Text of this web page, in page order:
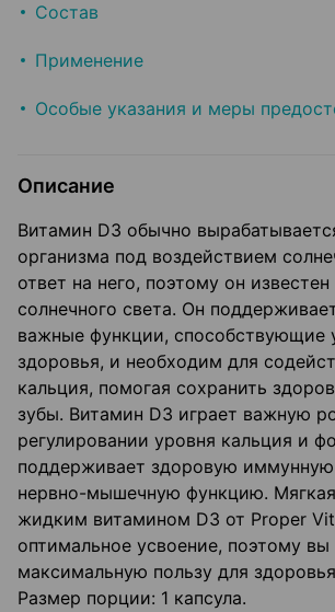
Состав
Применение
Особые указания и меры
Описание
Витамин D3 обычно
организма под воздействием
ответ на него, поэтому он
солнечного света. Он
важные функции, способствующие
здоровья, и необходим для
кальция, помогая сохранить
зубы. Витамин D3 играет важную
регулировании уровня кальция и
поддерживает здоровую
нервно-мышечную функцию. Мягкая
жидким витамином D3 от Proper Vit
оптимальное усвоение, поэтому вы
максимальную пользу для
Размер порции: 1 капсула.